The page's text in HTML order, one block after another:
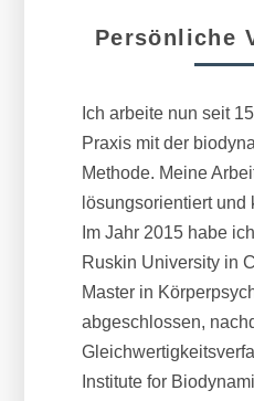
Persönliche
Ich arbeite nun seit
Praxis mit der
Methode. Meine
lösungsorientiert und
Im Jahr 2015 habe
Ruskin University in
Master in
abgeschlossen,
Institute for